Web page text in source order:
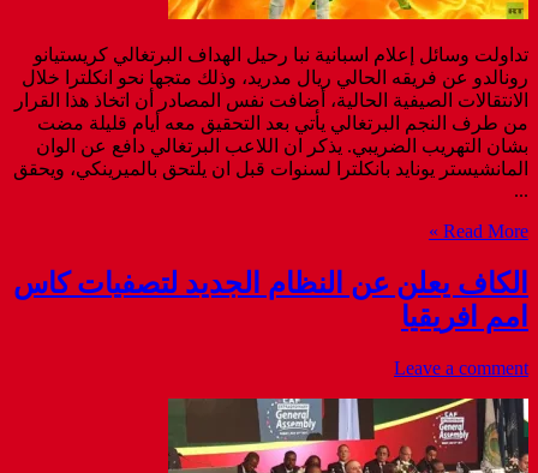
تداولت وسائل إعلام اسبانية نبا رحيل الهداف البرتغالي كريستيانو
رونالدو عن فريقه الحالي ريال مدريد، وذلك متجها نحو انكلترا خلال
الانتقالات الصيفية الحالية، أضافت نفس المصادر أن اتخاذ هذا القرار
من طرف النجم البرتغالي يأتي بعد التحقيق معه أيام قليلة مضت
بشان التهريب الضريبي. يذكر ان اللاعب البرتغالي دافع عن الوان
المانشيستر يونايد بانكلترا لسنوات قبل ان يلتحق بالميرينكي، ويحقق
...
Read More »
الكاف يعلن عن النظام الجديد لتصفيات كاس
امم افريقيا
Leave a comment